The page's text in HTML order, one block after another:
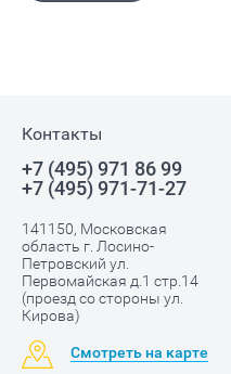
Контакты
+7 (495) 971 86 99
+7 (495) 971-71-27
141150, Московская
область г. Лосино-
Петровский ул.
Первомайская д.1 стр.14
(проезд со стороны ул.
Кирова)
Смотреть на карте